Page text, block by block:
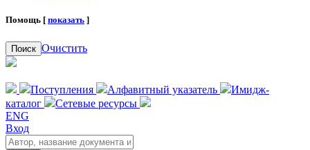
Помощь [ показать ]
Поиск Очистить
Поступления Алфавитный указатель
Имидж-
каталог
Сетевые ресурсы
ENG
Вход